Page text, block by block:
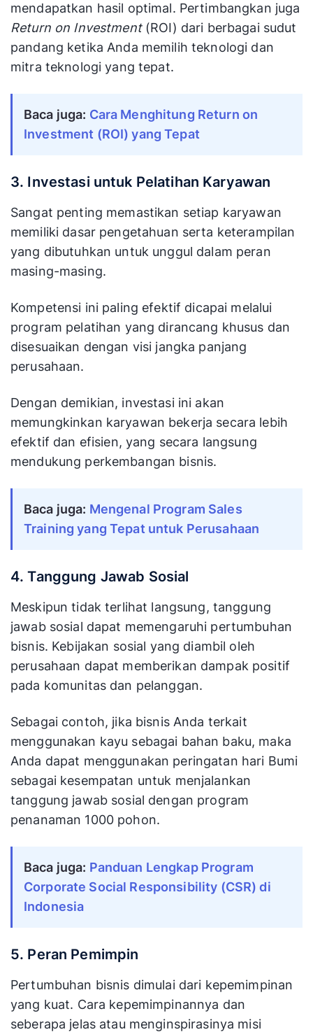
mendapatkan hasil optimal. Pertimbangkan juga
Return on Investment(ROI) dari berbagai sudut
pandang ketika Anda memilih teknologi dan
mitra teknologi yang tepat.
Baca juga: Cara Menghitung Return on
Investment (ROI) yang Tepat
3. Investasi untuk Pelatihan Karyawan
Sangat penting memastikan setiap karyawan
memiliki dasar pengetahuan serta keterampilan
yang dibutuhkan untuk unggul dalam peran
masing-masing.
Kompetensi ini paling efektif dicapai melalui
program pelatihan yang dirancang khusus dan
disesuaikan dengan visi jangka panjang
perusahaan.
Dengan demikian, investasi ini akan
memungkinkan karyawan bekerja secara lebih
efektif dan efisien, yang secara langsung
mendukung perkembangan bisnis.
Baca juga: Mengenal Program Sales
Training yang Tepat untuk Perusahaan
4. Tanggung Jawab Sosial
Meskipun tidak terlihat langsung, tanggung
jawab sosial dapat memengaruhi pertumbuhan
bisnis. Kebijakan sosial yang diambil oleh
perusahaan dapat memberikan dampak positif
pada komunitas dan pelanggan.
Sebagai contoh, jika bisnis Anda terkait
menggunakan kayu sebagai bahan baku, maka
Anda dapat menggunakan peringatan hari Bumi
sebagai kesempatan untuk menjalankan
tanggung jawab sosial dengan program
penanaman 1000 pohon.
Baca juga: Panduan Lengkap Program
Corporate Social Responsibility (CSR) di
Indonesia
5. Peran Pemimpin
Pertumbuhan bisnis dimulai dari kepemimpinan
yang kuat. Cara kepemimpinannya dan
seberapa jelas atau menginspirasinya misi